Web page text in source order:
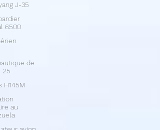
J-35
6500
de
25
H145M
au